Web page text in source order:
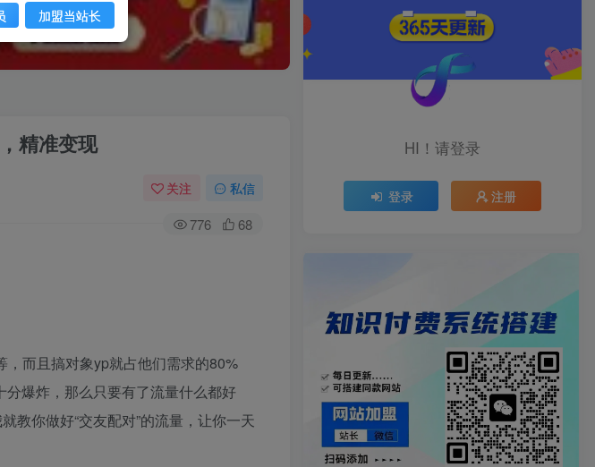
精准变现
关注 私信
776 68
而且搞对象yp就占他们需求的80%
爆炸，那么只要有了流量什么都好
教你做好“交友配对”的流量，让你一天
HI！请登录
登录 注册
加盟当站长